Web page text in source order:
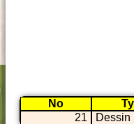
No
21
Dessin